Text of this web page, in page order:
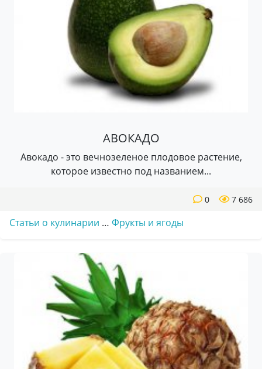
АВОКАДО
Авокадо - это вечнозеленое плодовое растение,
которое известно под названием...
7 686
0
Статьи о кулинарии … Фрукты и ягоды